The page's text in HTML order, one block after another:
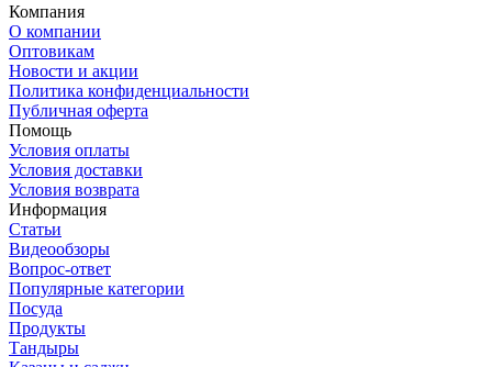
Компания
О компании
Оптовикам
Новости и акции
Политика конфиденциальности
Публичная оферта
Помощь
Условия оплаты
Условия доставки
Условия возврата
Информация
Статьи
Видеообзоры
Вопрос-ответ
Популярные категории
Посуда
Продукты
Тандыры